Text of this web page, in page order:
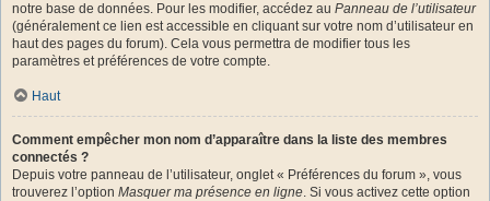
notre base de données. Pour les modifier, accédez au Panneau de l’utilisateur
(généralement ce lien est accessible en cliquant sur votre nom d’utilisateur en
haut des pages du forum). Cela vous permettra de modifier tous les
paramètres et préférences de votre compte.
Haut
Comment empêcher mon nom d’apparaître dans la liste des membres
connectés ?
Depuis votre panneau de l’utilisateur, onglet « Préférences du forum », vous
trouverez l’option Masquer ma présence en ligne. Si vous activez cette option